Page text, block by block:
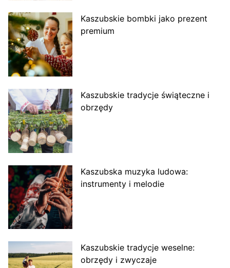
Kaszubskie bombki jako prezent
premium
Kaszubskie tradycje świąteczne i
obrzędy
Kaszubska muzyka ludowa:
instrumenty i melodie
Kaszubskie tradycje weselne:
obrzędy i zwyczaje